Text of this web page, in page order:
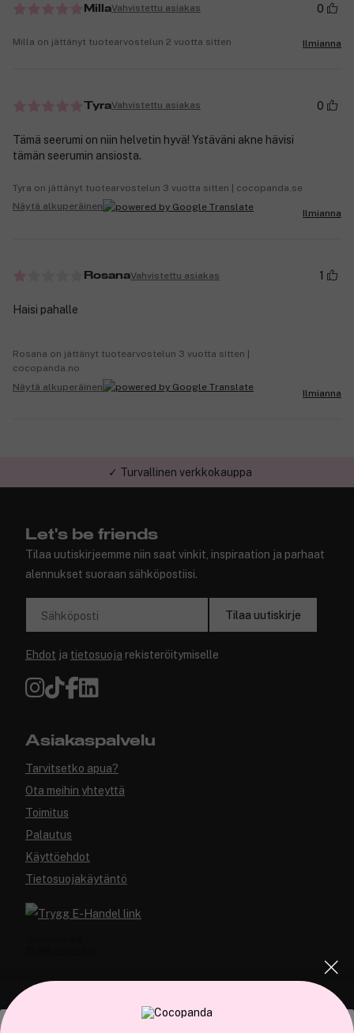
MillaVahvistettu asiakas 0
Milla on jättänyt tuotearvostelun 2 vuotta sitten Ilmianna
TyraVahvistettu asiakas 0
Tämä seerumi on niin helvetin hyvä! Ystäväni akne hävisi
tämän seerumin ansiosta.
Tyra on jättänyt tuotearvostelun 3 vuotta sitten | cocopanda.se
Näytä alkuperäinen
Ilmianna
RosanaVahvistettu asiakas 1
Haisi pahalle
Rosana on jättänyt tuotearvostelun 3 vuotta sitten |
cocopanda.no
Näytä alkuperäinen
Ilmianna
✓ Turvallinen verkkokauppa
Let's be friends
Tilaa uutiskirjeemme niin saat vinkit, inspiraation ja parhaat
alennukset suoraan sähköpostiisi.
Sähköposti Tilaa uutiskirje
Ehdot ja tietosuoja rekisteröitymiselle
Asiakaspalvelu
Tarvitsetko apua?
Ota meihin yhteyttä
Toimitus
Palautus
Käyttöehdot
Tietosuojakäytäntö